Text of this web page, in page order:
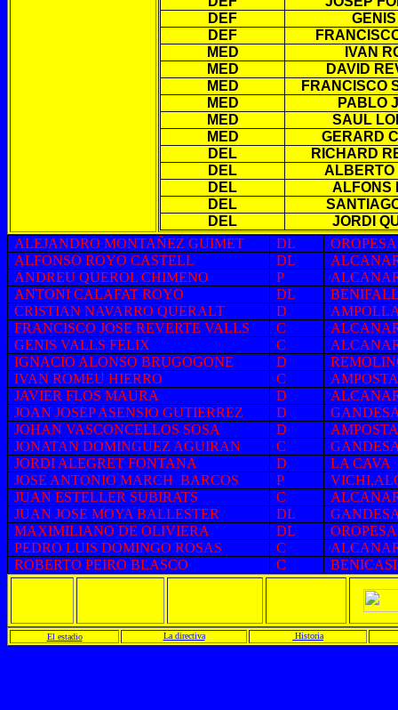
DEF
DEF
MED
IVAN
MED
DAVID
MED
FRANCISCO
MED
PABLO
MED
SAUL
MED
GERARD
DEL
RICHARD
DEL
ALBERTO
DEL
ALFONS
DEL
DEL
JORDI
ALEJANDRO MONTAÑEZ GUIMET
DL
OROPESA
ALFONSO ROYO CASTELL
DL
ANDREU QUEROL CHIMENO
P
ANTONI CALAFAT ROYO
DL
CRISTIAN NAVARRO QUERALT
D
FRANCISCO JOSE REVERTE VALLS
C
GENIS VALLS FELIX
C
IGNACIO ALONSO BRUGOGONE
D
IVAN ROMEU HIERRO
C
JAVIER FLOS MAURA
D
JOAN JOSEP ASENSIO GUTIERREZ
D
JOHAN VASCONCELLOS SOSA
D
JONATAN DOMINGUEZ AGUIRAN
C
JORDI ALEGRET FONTANA
D
LA CAVA
JOSE ANTONIO MARCH BARCOS
P
JUAN ESTELLER SUBIRATS
C
JUAN JOSE MOYA BALLESTER
DL
MAXIMILIANO DE OLIVIERA
DL
OROPESA
PEDRO LUIS DOMINGO ROSAS
C
ROBERTO PEIRO BLASCO
C
El estadio La directiva Historia